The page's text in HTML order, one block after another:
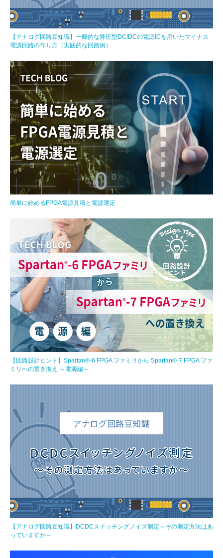
【アナログ回路豆知識】一般的な降圧型DC/DCの電源ICを用いたマイナス
電源回路の作り方（実践的な回路例）
簡単に始めるFPGA電源見積と電源選定
【回路設計ヒント】Spartan®-6 FPGA ファミリから Spartan®-7 FPGA ファ
ミリへの置き換え ～電源編～
【アナログ回路豆知識】DCDCスイッチングノイズ測定～その測定方法はあ
っていますか～